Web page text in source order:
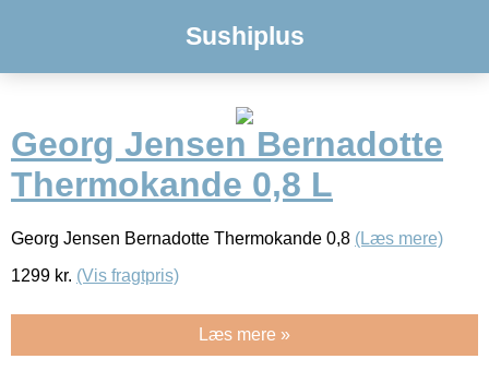
Sushiplus
Georg Jensen Bernadotte
Thermokande 0,8 L
Georg Jensen Bernadotte Thermokande 0,8 (Læs mere)
1299 kr. (Vis fragtpris)
Læs mere »